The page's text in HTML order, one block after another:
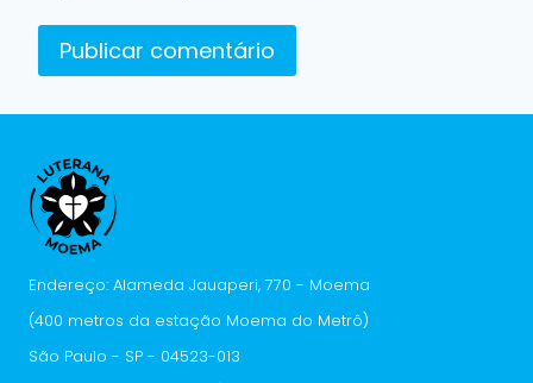
Endereço: Alameda Jauaperi, 770 - Moema
(400 metros da estação Moema do Metrô)
São Paulo - SP - 04523-013